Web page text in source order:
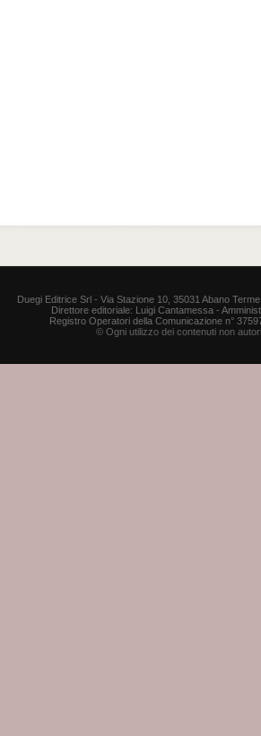
Duegi Editrice Srl - Via Stazione 10, 35031 Abano
Direttore editoriale: Luigi Cantamessa -
Registro Operatori della Comunicazione n°
© Ogni utilizzo dei contenuti non